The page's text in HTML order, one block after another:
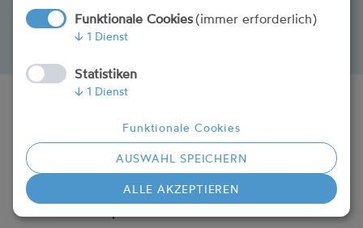
PARKGEBÜHREN PKW
PKW Parkgebührenlaufzeit
Funktionale Cookies (immer erforderlich)
↓ 1 Dienst
Statistiken
↓ 1 Dienst
Funktionale Cookies
AUSWAHL SPEICHERN
ALLE AKZEPTIEREN